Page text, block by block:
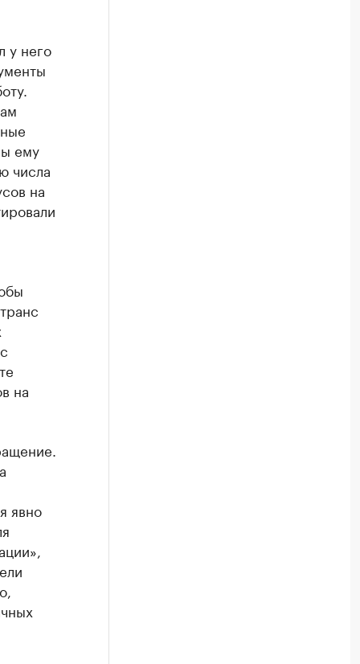
у него
ему
числа
на
на
явно